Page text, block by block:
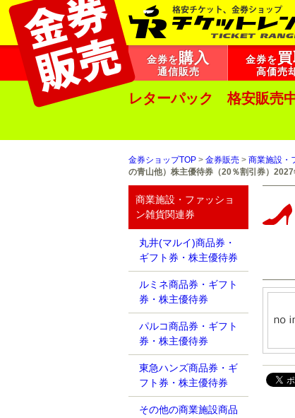
金券を購入
通信販売
金券を
高価売
レターパック 格安販売中
金券ショップTOP > 金券販売 > 商業施設・
の青山他）株主優待券（20％割引券）
商業施設・ファッショ
ン雑貨関連券
丸井(マルイ)商品券・
ギフト券・株主優待券
ルミネ商品券・ギフト
券・株主優待券
パルコ商品券・ギフト
券・株主優待券
東急ハンズ商品券・ギ
フト券・株主優待券
その他の商業施設商品